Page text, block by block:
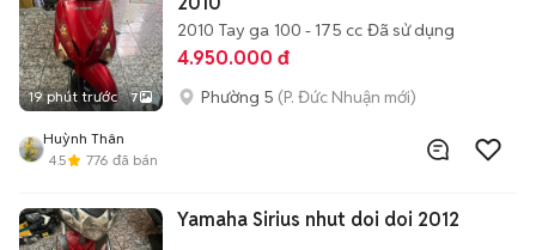
19 phút trước 7
2010 Tay ga 100 - 175 cc Đã sử dụng
4.950.000 đ
Phường 5 (P. Đức Nhuận mới)
Huỳnh Thân
4.5
776 đã bán
Yamaha Sirius nhut doi doi 2012